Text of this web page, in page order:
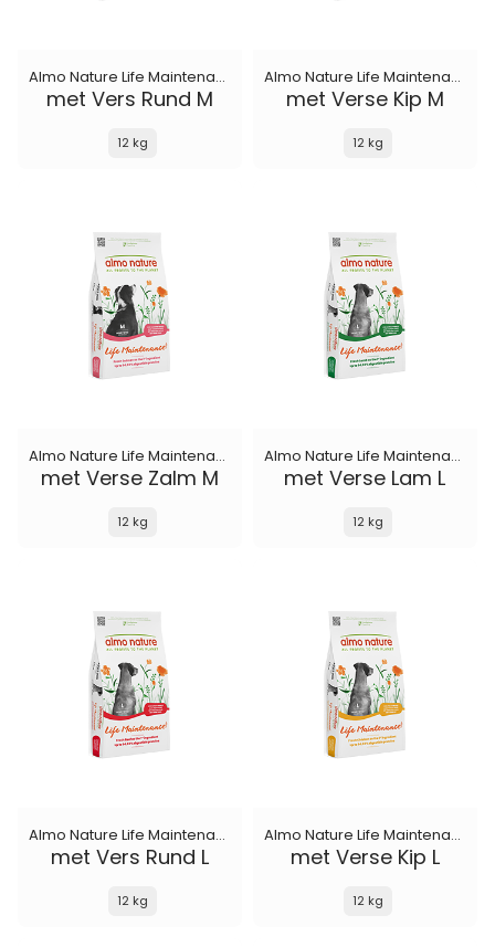
Almo Nature Life Maintenance
met Vers Rund M
12 kg
Almo Nature Life Maintenance
met Verse Kip M
12 kg
Almo Nature Life Maintenance
met Verse Zalm M
12 kg
Almo Nature Life Maintenance
met Verse Lam L
12 kg
Almo Nature Life Maintenance
met Vers Rund L
12 kg
Almo Nature Life Maintenance
met Verse Kip L
12 kg